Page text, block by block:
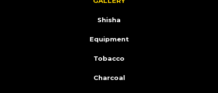
Shisha
Equipment
Tobacco
Charcoal